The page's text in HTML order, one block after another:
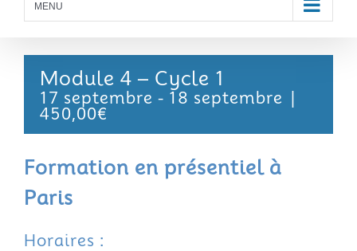
MENU
Module 4 – Cycle 1
17 septembre - 18 septembre
450,00€
Formation en présentiel à
Paris
Horaires :